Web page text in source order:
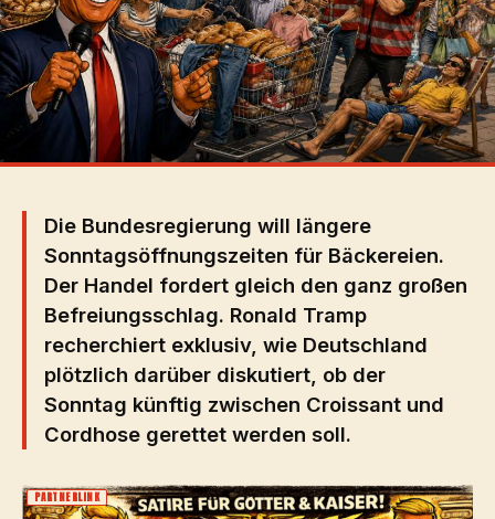
Die Bundesregierung will längere
Sonntagsöffnungszeiten für Bäckereien.
Der Handel fordert gleich den ganz großen
Befreiungsschlag. Ronald Tramp
recherchiert exklusiv, wie Deutschland
plötzlich darüber diskutiert, ob der
Sonntag künftig zwischen Croissant und
Cordhose gerettet werden soll.
PARTNERLINK